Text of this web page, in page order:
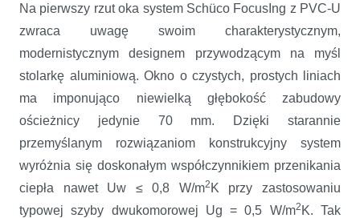
Na pierwszy rzut oka system Schüco FocusIng z PVC-U
zwraca uwagę swoim charakterystycznym,
modernistycznym designem przywodzącym na myśl
stolarkę aluminiową. Okno o czystych, prostych liniach
ma imponująco niewielką głębokość zabudowy
ościeżnicy jedynie 70 mm. Dzięki starannie
przemyślanym rozwiązaniom konstrukcyjny system
wyróżnia się doskonałym współczynnikiem przenikania
ciepła nawet Uw ≤ 0,8 W/m2 K przy zastosowaniu
typowej szyby dwukomorowej
Ug = 0,5 W/m2 K. Tak